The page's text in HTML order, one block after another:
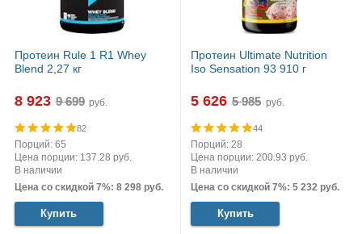
Протеин Rule 1 R1 Whey
Blend 2,27 кг
8 923 руб.
82
Порций: 65
Цена порции: 137.28 руб.
В наличии
Цена со скидкой 7%: 8 298 руб.
Купить
Протеин Ultimate Nutrition
Iso Sensation 93 910 г
5 626 руб.
44
Порций: 28
Цена порции: 200.93 руб.
В наличии
Цена со скидкой 7%: 5 232 руб.
Купить